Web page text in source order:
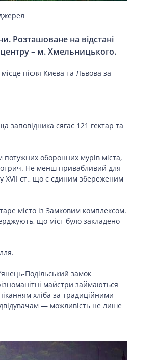
Розташоване на відстані
центру – м. Хмельницького.
після Києва та Львова за
заповідника сягає 121 гектар та
оборонних мурів міста,
Не менш привабливий для
у XVII ст., що є єдиним збереженим
місто із Замковим комплексом.
що міст було закладено
Подільський замок
майстри займаються
хліба за традиційними
— можливість не лише